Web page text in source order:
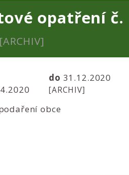
opatření č.
[ARCHIV]
do 31.12.2020
[ARCHIV]
obce